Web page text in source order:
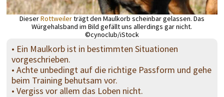
DieserRottweilerträgt den Maulkorb scheinbar gelassen. Das
Würgehalsband im Bild gefällt uns allerdings gar nicht.
©cynoclub/iStock
• Ein Maulkorb ist in bestimmten Situationen
vorgeschrieben.
• Achte unbedingt auf die richtige Passform und gehe
beim Training behutsam vor.
• Vergiss vor allem das Loben nicht.